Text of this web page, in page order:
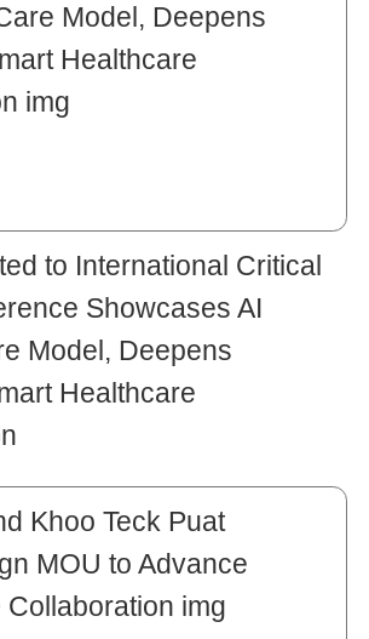
to International Critical
Showcases AI
Model, Deepens
Healthcare